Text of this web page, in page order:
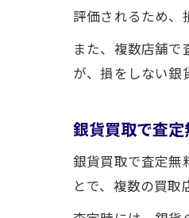
評価されるため、
また、複数店舗
が、損をしない銀
銀貨買取で査
銀貨買取で査定無
とで、複数の買取